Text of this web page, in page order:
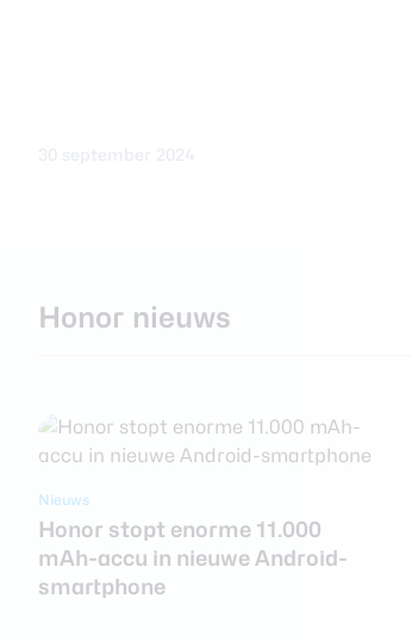
Honor nieuws
Nieuws
Honor stopt enorme 11.000
mAh-accu in nieuwe Android-
smartphone